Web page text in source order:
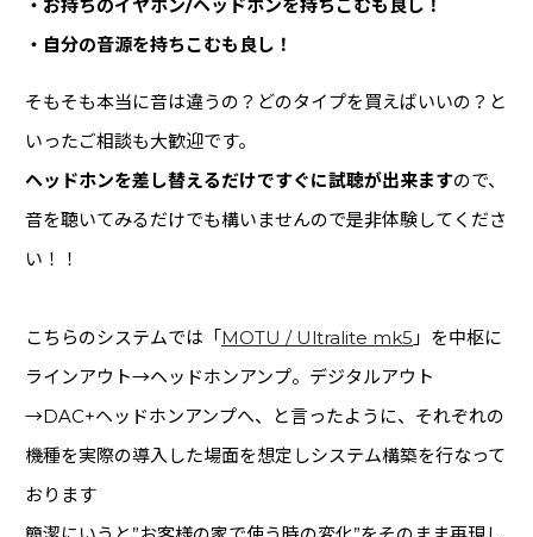
・お持ちのイヤホン/ヘッドホンを持ちこむも良し！
・自分の音源を持ちこむも良し！
そもそも本当に音は違うの？どのタイプを買えばいいの？と
いったご相談も大歓迎です。
ヘッドホンを差し替えるだけですぐに試聴が出来ますので、
音を聴いてみるだけでも構いませんので是非体験してくださ
い！！
こちらのシステムでは「 MOTU / Ultralite mk5 」を中枢に
ラインアウト→ヘッドホンアンプ。デジタルアウト
→DAC+ヘッドホンアンプへ、と言ったように、それぞれの
機種を実際の導入した場面を想定しシステム構築を行なって
おります